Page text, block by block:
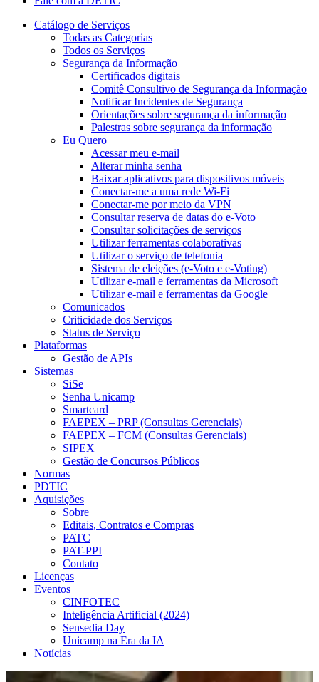
Catálogo de Serviços
Todas as Categorias
Todos os Serviços
Segurança da Informação
Certificados digitais
Comitê Consultivo de Segurança da Informação
Notificar Incidentes de Segurança
Orientações sobre segurança da informação
Palestras sobre segurança da informação
Eu Quero
Acessar meu e-mail
Alterar minha senha
Baixar aplicativos para dispositivos móveis
Conectar-me a uma rede Wi-Fi
Conectar-me por meio da VPN
Consultar reserva de datas do e-Voto
Consultar solicitações de serviços
Utilizar ferramentas colaborativas
Utilizar o serviço de telefonia
Sistema de eleições (e-Voto e e-Voting)
Utilizar e-mail e ferramentas da Microsoft
Utilizar e-mail e ferramentas da Google
Comunicados
Criticidade dos Serviços
Status de Serviço
Plataformas
Gestão de APIs
Sistemas
SiSe
Senha Unicamp
Smartcard
FAEPEX – PRP (Consultas Gerenciais)
FAEPEX – FCM (Consultas Gerenciais)
SIPEX
Gestão de Concursos Públicos
Normas
PDTIC
Aquisições
Sobre
Editais, Contratos e Compras
PATC
PAT-PPI
Contato
Licenças
Eventos
CINFOTEC
Inteligência Artificial (2024)
Sensedia Day
Unicamp na Era da IA
Notícias